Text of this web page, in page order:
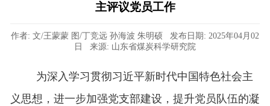
主评议党员工作
作者: 文/王蒙蒙 图/丁竞远 孙海波 朱明硕 发布日期: 2025年04月02
日 来源: 山东省煤炭科学研究院
为深入学习贯彻习近平新时代中国特色社会主
义思想，进一步加强党支部建设，提升党员队伍的凝